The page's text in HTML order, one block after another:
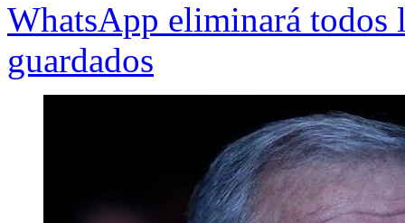
WhatsApp eliminará todos
guardados